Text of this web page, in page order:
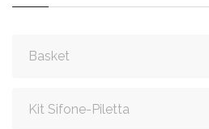
Basket
Kit Sifone-Piletta